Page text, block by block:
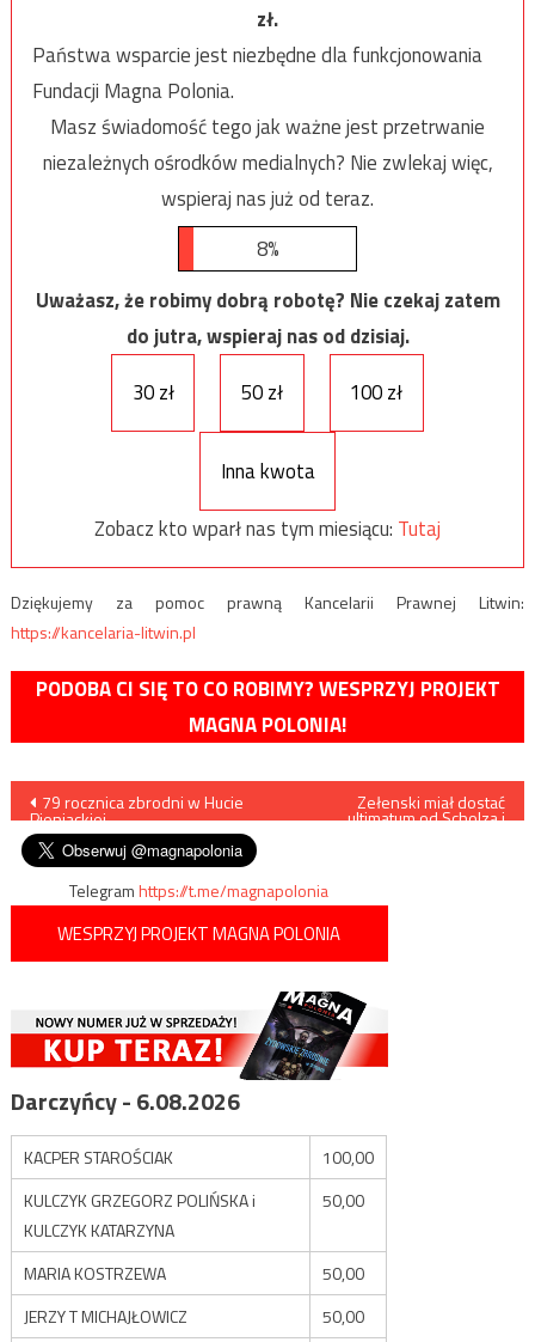
zł.
Państwa wsparcie jest niezbędne dla funkcjonowania
Fundacji Magna Polonia.
Masz świadomość tego jak ważne jest przetrwanie
niezależnych ośrodków medialnych? Nie zwlekaj więc,
wspieraj nas już od teraz.
8%
Uważasz, że robimy dobrą robotę? Nie czekaj zatem
do jutra, wspieraj nas od dzisiaj.
30 zł
50 zł 100 zł
Inna kwota
Zobacz kto wparł nas tym miesiącu: Tutaj
Dziękujemy za pomoc prawną Kancelarii Prawnej Litwin:
https://kancelaria-litwin.pl
PODOBA CI SIĘ TO CO ROBIMY? WESPRZYJ PROJEKT
MAGNA POLONIA!
Nawigacja
wpisu
79 rocznica zbrodni w Hucie
Pieniackiej
Zełenski miał dostać
ultimatum od Scholza i
Telegramhttps://t.me/magnapolonia
WESPRZYJ PROJEKT MAGNA POLONIA
Darczyńcy - 6.08.2026
KACPER STAROŚCIAK
100,00
KULCZYK GRZEGORZ POLIŃSKA i
KULCZYK KATARZYNA
50,00
MARIA KOSTRZEWA
50,00
JERZY T MICHAJŁOWICZ
50,00